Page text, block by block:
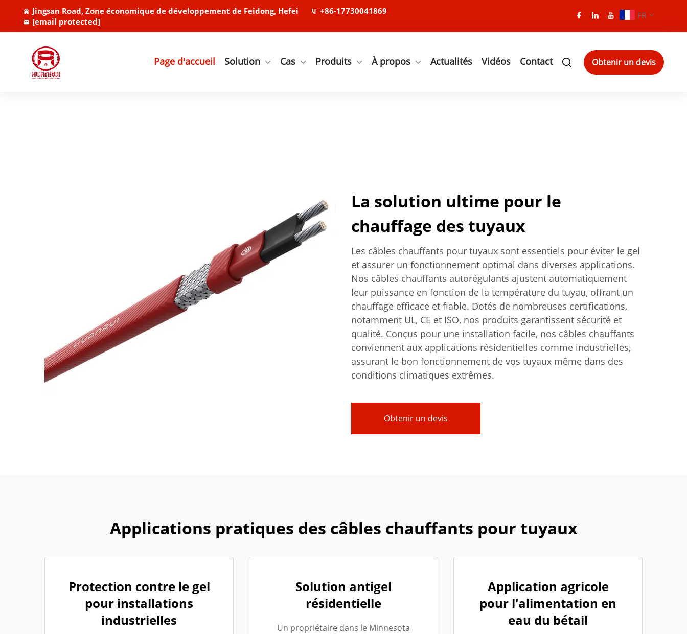
Jingsan Road, Zone économique de développement de Feidong, Hefei
+86-17730041869
[email protected]
FR
Page d'accueil Solution Cas Produits À propos Actualités Vidéos Contact Obtenir un devis
La solution ultime pour le
chauffage des tuyaux
Les câbles chauffants pour tuyaux sont essentiels pour éviter le gel
et assurer un fonctionnement optimal dans diverses applications.
Nos câbles chauffants autorégulants ajustent automatiquement
leur puissance en fonction de la température du tuyau, offrant un
chauffage efficace et fiable. Dotés de nombreuses certifications,
notamment UL, CE et ISO, nos produits garantissent sécurité et
qualité. Conçus pour une installation facile, nos câbles chauffants
conviennent aux applications résidentielles comme industrielles,
assurant le bon fonctionnement de vos tuyaux même dans des
conditions climatiques extrêmes.
Obtenir un devis
Applications pratiques des câbles chauffants pour tuyaux
Protection contre le gel
pour installations
industrielles
Solution antigel
résidentielle
Un propriétaire dans le Minnesota
Application agricole
pour l'alimentation en
eau du bétail